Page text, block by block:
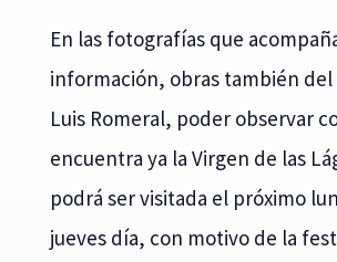
En las fotografías que
información, obras también del
Luis Romeral, poder observar
encuentra ya la Virgen de las
podrá ser visitada el próximo
jueves día, con motivo de la